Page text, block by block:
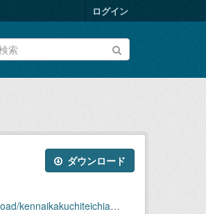
ログイン
ダウンロード
08-25m.csv